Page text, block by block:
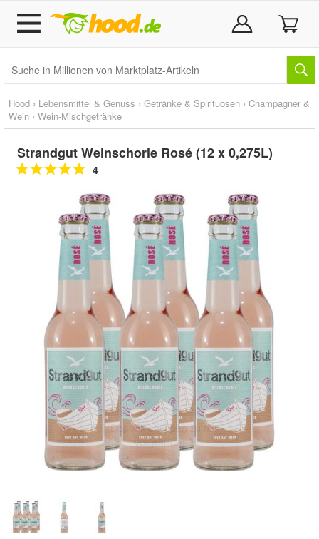
Hood › Lebensmittel & Genuss › Getränke & Spirituosen › Champagner &
Wein › Wein-Mischgetränke
Strandgut Weinschorle Rosé (12 x 0,275L)
4
Doppelt antippen zum
vergrößern